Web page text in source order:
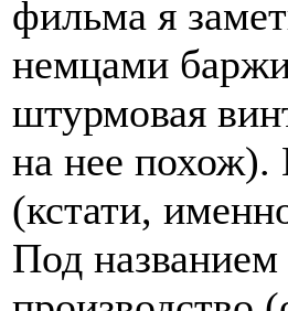
фильма я
немцами баржи
штурмовая
на нее похож).
(кстати,
Под